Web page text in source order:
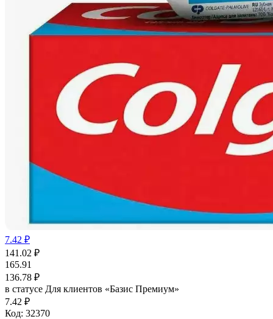
7.42 ₽
141.02 ₽
165.91
136.78 ₽
в статусе Для клиентов «Базис Премиум»
7.42 ₽
Код: 32370